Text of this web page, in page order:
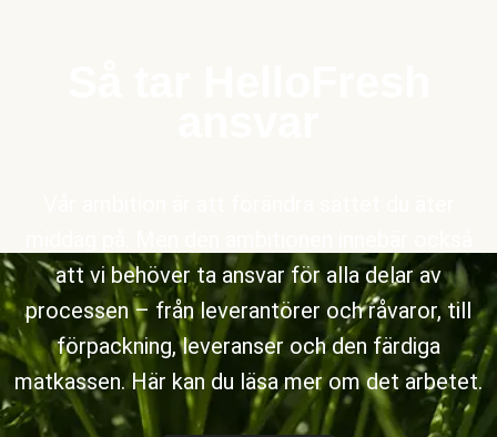
att vi behöver ta ansvar för alla delar av
processen – från leverantörer och råvaror, till
förpackning, leveranser och den färdiga
matkassen. Här kan du läsa mer om det arbetet.